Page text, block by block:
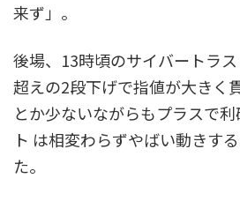
来ず」。
後場、13時頃のサイバートラ
超えの2段下げで指値が大きく
とか少ないながらもプラスで
ト は相変わらずやばい動きす
た。